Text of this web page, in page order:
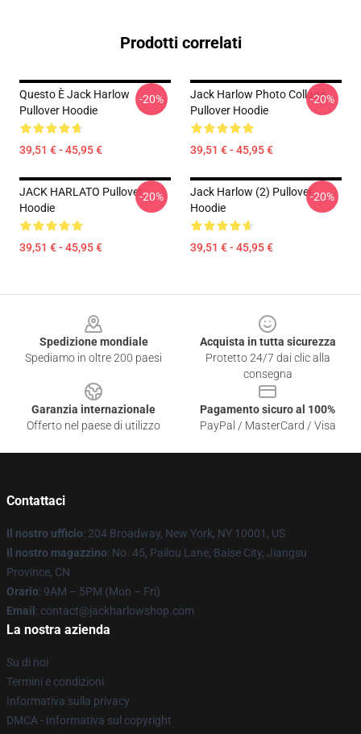
Prodotti correlati
Questo È Jack Harlow
Pullover Hoodie
39,51 € - 45,95 €
-20%
Jack Harlow Photo Collage
Pullover Hoodie
39,51 € - 45,95 €
-20%
JACK HARLATO Pullover
Hoodie
39,51 € - 45,95 €
-20%
Jack Harlow (2) Pullover
Hoodie
39,51 € - 45,95 €
-20%
Spedizione mondiale
Spediamo in oltre 200 paesi
Acquista in tutta sicurezza
Protetto 24/7 dai clic alla
consegna
Garanzia internazionale
Offerto nel paese di utilizzo
Pagamento sicuro al 100%
PayPal / MasterCard / Visa
Contattaci
Il nostro ufficio: 204 Broadway, New York, NY 10001, US
Il nostro magazzino: No. 45, Pailou Lane, Baise City, Jiangsu
Province, CN
Orario: 9AM – 5PM (Mon – Fri)
Email : contact@jackharlowshop.com
La nostra azienda
Su di noi
Termini e condizioni
Informativa sulla privacy
DMCA - Informativa sul copyright